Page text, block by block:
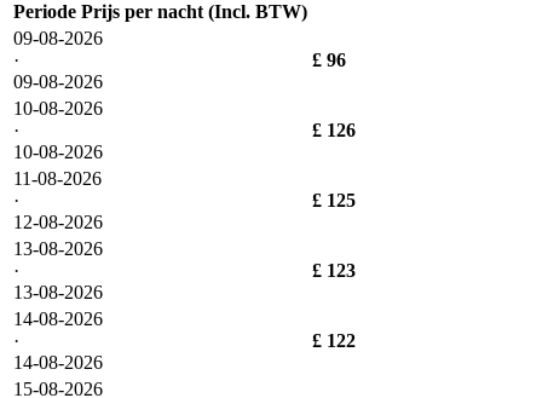
Periode Prijs per nacht (Incl. BTW)
09-08-2026
·
09-08-2026
£ 96
10-08-2026
·
10-08-2026
£ 126
11-08-2026
·
12-08-2026
£ 125
13-08-2026
·
13-08-2026
£ 123
14-08-2026
·
14-08-2026
£ 122
15-08-2026